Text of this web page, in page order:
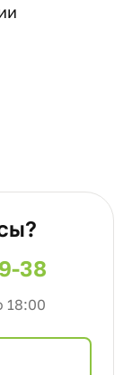
38
18:00